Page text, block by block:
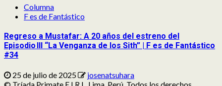
Columna
F es de Fantástico
Regreso a Mustafar: A 20 años del estreno del
Episodio III “La Venganza de los Sith” | F es de Fantástico
#34
25 de julio de 2025
josenatsuhara